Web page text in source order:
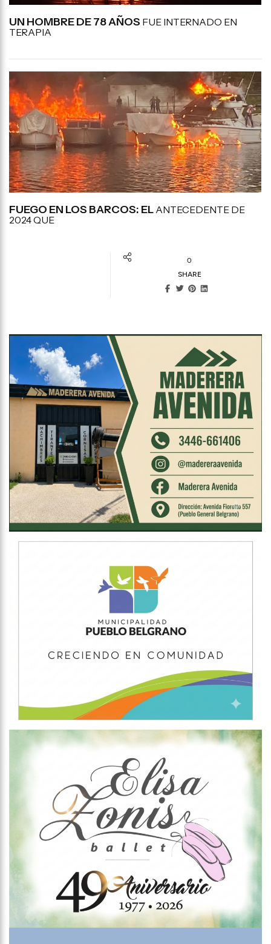
UN HOMBRE DE 78 AÑOS FUE INTERNADO EN
TERAPIA
FUEGO EN LOS BARCOS: EL ANTECEDENTE DE
2024 QUE
0
SHARE